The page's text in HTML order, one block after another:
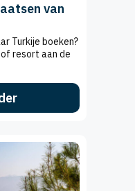
van
Turkije boeken?
resort aan de